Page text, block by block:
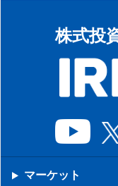
株式投
マーケット